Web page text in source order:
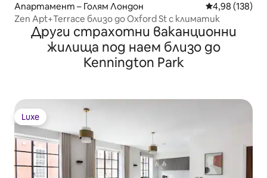
Апартамент – Голям Лондон Средна
4,98 (138)
Zen Apt+Terrace близо до Oxford St с климатик
Други страхотни ваканционни
жилища под наем близо до
Kennington Park
Luxe
Luxe